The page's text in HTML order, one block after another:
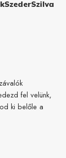
SzederSzilva
fel velünk,
ki belőle a